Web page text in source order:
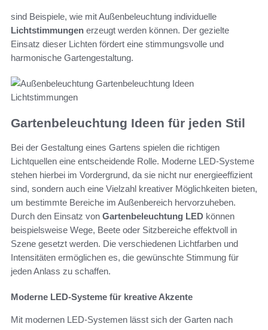
sind Beispiele, wie mit Außenbeleuchtung individuelle
Lichtstimmungen erzeugt werden können. Der gezielte
Einsatz dieser Lichten fördert eine stimmungsvolle und
harmonische Gartengestaltung.
Gartenbeleuchtung Ideen für jeden Stil
Bei der Gestaltung eines Gartens spielen die richtigen
Lichtquellen eine entscheidende Rolle. Moderne LED-Systeme
stehen hierbei im Vordergrund, da sie nicht nur energieeffizient
sind, sondern auch eine Vielzahl kreativer Möglichkeiten bieten,
um bestimmte Bereiche im Außenbereich hervorzuheben.
Durch den Einsatz von Gartenbeleuchtung LED können
beispielsweise Wege, Beete oder Sitzbereiche effektvoll in
Szene gesetzt werden. Die verschiedenen Lichtfarben und
Intensitäten ermöglichen es, die gewünschte Stimmung für
jeden Anlass zu schaffen.
Moderne LED-Systeme für kreative Akzente
Mit modernen LED-Systemen lässt sich der Garten nach